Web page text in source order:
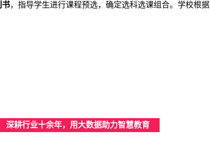
书，指导学生进行课程预选，确定选科选课组合。学校根
深耕行业十余年，用大数据助力智慧教育